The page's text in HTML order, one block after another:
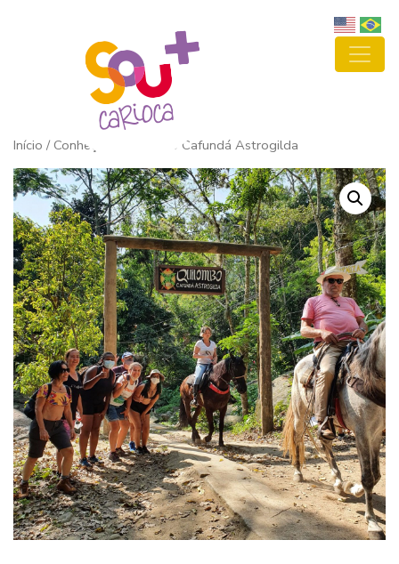
Início / Conheça o Quilombo Cafundá Astrogilda